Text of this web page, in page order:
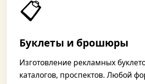
📋
Буклеты и брошюры
Изготовление рекламных
каталогов, проспектов. Любой